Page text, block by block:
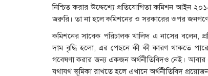
নিশ্চিত করার উদ্দেশ্যে প্রতিযোগিতা কমিশন আইন
জরুরি। তা না হলে কমিশনের ও সরকারের ওপর
কমিশনের সাবেক পরিচালক খালিদ এ নাসের বলেন,
দাম বৃদ্ধি হলো, এর পেছনে কী কী কারণ থাকতে
গবেষণা করার জন্য একজন অর্থনীতিবিদও নেই।
যথাযথ ভূমিকা রাখতে হলে এখানে অর্থনীতিবিদ